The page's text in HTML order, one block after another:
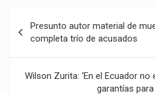
de
entradas
Presunto autor material de
completa trío de acusados
Wilson Zurita: ‘En el Ecuador
garantías